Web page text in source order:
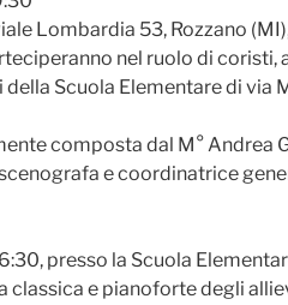
Lombardia 53, Rozzano
nel ruolo di
Scuola Elementare di via
composta dal M° Andrea
e coordinatrice
presso la Scuola
classica e pianoforte degli